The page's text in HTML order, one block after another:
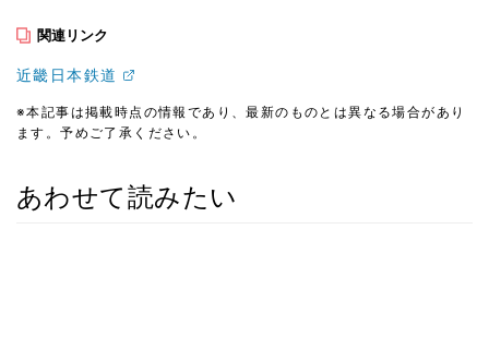
関連リンク
近畿日本鉄道
※本記事は掲載時点の情報であり、最新のものとは異なる場合があり
ます。予めご了承ください。
あわせて読みたい